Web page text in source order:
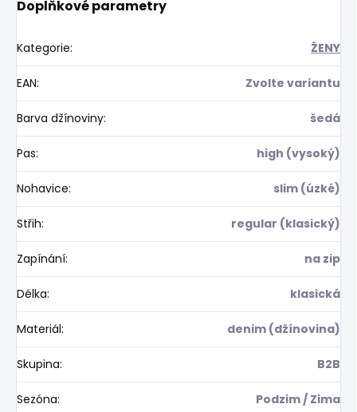
Doplňkové parametry
Kategorie: ŽENY
EAN: Zvolte variantu
Barva džínoviny: šedá
Pas: high (vysoký)
Nohavice: slim (úzké)
Střih: regular (klasický)
Zapínání: na zip
Délka: klasická
Materiál: denim (džínovina)
Skupina: B2B
Sezóna: Podzim / Zima